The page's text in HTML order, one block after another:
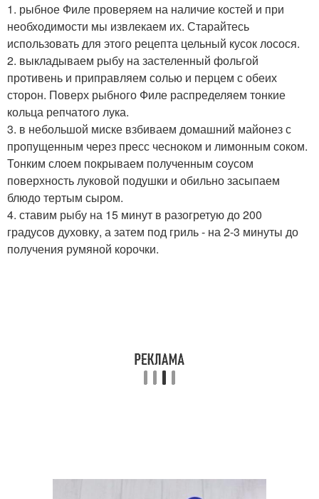
1. рыбное Филе проверяем на наличие костей и при
необходимости мы извлекаем их. Старайтесь
использовать для этого рецепта цельный кусок лосося.
2. выкладываем рыбу на застеленный фольгой
противень и приправляем солью и перцем с обеих
сторон. Поверх рыбного Филе распределяем тонкие
кольца репчатого лука.
3. в небольшой миске взбиваем домашний майонез с
пропущенным через пресс чесноком и лимонным соком.
Тонким слоем покрываем полученным соусом
поверхность луковой подушки и обильно засыпаем
блюдо тертым сыром.
4. ставим рыбу на 15 минут в разогретую до 200
градусов духовку, а затем под гриль - на 2-3 минуты до
получения румяной корочки.